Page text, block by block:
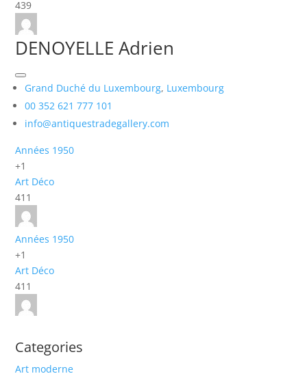
439
DENOYELLE Adrien
Grand Duché du Luxembourg, Luxembourg
00 352 621 777 101
info@antiquestradegallery.com
Années 1950
+1
Art Déco
411
Années 1950
+1
Art Déco
411
Categories
Art moderne